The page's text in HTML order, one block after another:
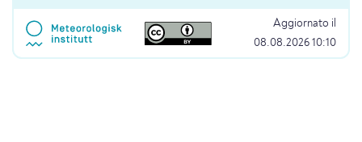
Aggiornato il
08.08.2026 10:10